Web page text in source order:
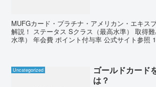
MUFGカード・プラチナ・アメリカン・エキス
解説！ ステータス Sクラス（最高水準） 取得
水準） 年会費 ポイント付与率 公式サイト参照
Uncategorized
ゴールドカード
は？